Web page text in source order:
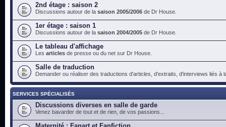
2nd étage : saison 2
Discussions autour de la saison 2005/2006 de Dr House.
1er étage : saison 1
Discussions autour de la saison 2004/2005 de Dr House.
Le tableau d'affichage
Les articles de presse ou du net sur Dr House.
Salle de traduction
Demander ou réaliser des traductions d'articles, d'extraits, d'interviews liés à
SERVICES SPÉCIALISÉS
Discussions diverses en salle de garde
Venez bavarder de tout et de rien, de vos passions...
Maternité : Fanart et Fanfiction